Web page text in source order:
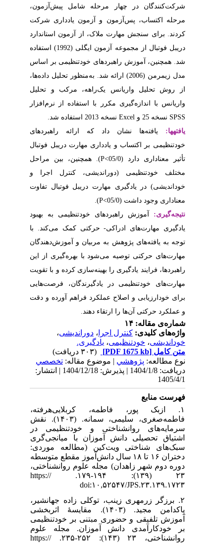
پیش‌آزمون،
یادداری شرکت
استاندارد
دریبل فوتبال از مجموعه آزمون ایگلی (1992) استفاده
بر اساس
تحلیل داده‌ها،
مرکب و تحلیل
از نرم‌افزار
راهبردهای
دریبل فوتبال
بین مراحل
کنترل اجرا و
فوتبال تفاوت
به بهبود
کمک می‌کند. با
آموزش‌دهندگان
از این
کرده و با تقویت
فرصت‌هایی
آورده و دقت
تخصصي
دریافت: 1404/1/8 | پذیرش: 1404/12/18 | انتشار:
فاطمه‌صغری، سلیمی، سمانه. (۱۴۰۳). نقش
در
میانجی‌گری
موردی:
مقطع متوسطه
روانشناختی،
۲۳ (۱۳۹): ۱۹۴-۱۷۹. https://
جهانشیر،
(۱۴۰۳). مقایسۀ اثربخشی
خودتنظیمی
مجله علوم
روانشناختی، ۲۳ (۱۴۳): ۲۵۲-۲۳۵. https://